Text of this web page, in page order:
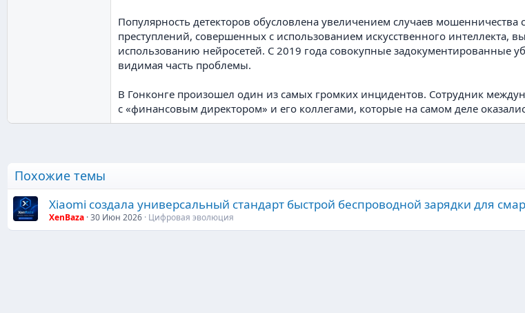
Популярность детекторов обусловлена увеличением случаев
преступлений, совершенных с использованием искусственного интеллекта,
использованию нейросетей. С 2019 года совокупные задокументированные
видимая часть проблемы.
В Гонконге произошел один из самых громких инцидентов. Сотрудник
с «финансовым директором» и его коллегами, которые на самом деле
Похожие темы
Xiaomi создала универсальный стандарт быстрой беспроводной зарядки для
XenBaza 30 Июн 2026 Цифровая эволюция